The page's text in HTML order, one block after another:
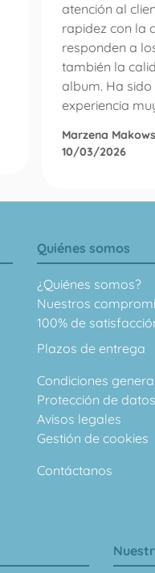
atención al
rapidez con la
responden a
también la
album. Ha sido
experiencia
Marzena
10/03/2026
Quiénes somos
¿Quiénes somos?
Nuestros
100% de
Plazos de entrega
Condiciones
Protección de
Avisos legales
Gestión de cookies
Contáctanos